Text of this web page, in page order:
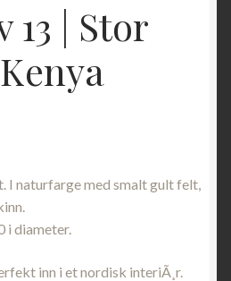
13 | Stor
I naturfarge med smalt gult felt,
i diameter.
inn i et nordisk interiÃ¸r.